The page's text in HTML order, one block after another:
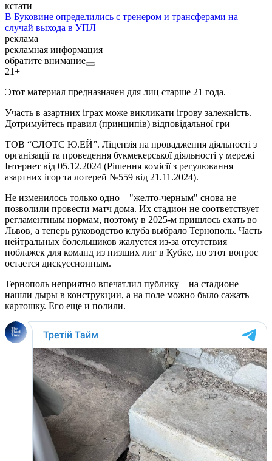
кстати
В Буковине определились с тренером и трансферами на
случай выхода в УПЛ
реклама
рекламная информация
обратите внимание
21+
Этот материал предназначен для лиц старше 21 года.
Участь в азартних іграх може викликати ігрову залежність.
Дотримуйтесь правил (принципів) відповідальної гри
ТОВ “СЛОТС Ю.ЕЙ”. Ліцензія на провадження діяльності з
організації та проведення букмекерської діяльності у мережі
Інтернет від 05.12.2024 (Рішення комісії з регулювання
азартних ігор та лотерей №559 від 21.11.2024).
Не изменилось только одно – "желто-черным" снова не
позволили провести матч дома. Их стадион не соответствует
регламентным нормам, поэтому в 2025-м пришлось ехать во
Львов, а теперь руководство клуба выбрало Тернополь. Часть
нейтральных болельщиков жалуется из-за отсутствия
поблажек для команд из низших лиг в Кубке, но этот вопрос
остается дискуссионным.
Тернополь неприятно впечатлил публику – на стадионе
нашли дыры в конструкции, а на поле можно было сажать
картошку. Его еще и полили.